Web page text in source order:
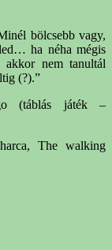
bölcsebb vagy,
ha néha mégis
nem tanultál
(?).”
(táblás játék –
The walking